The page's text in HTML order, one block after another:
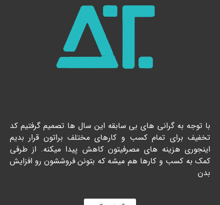
با توجه به گرانی های بی سابقه این سال ها تصمیم گرفتیم کد
تخفیف برای تمام کسب و کارهای مختلف براتون قرار بدیم
اینجوری هزینه های مصرفیتون کاهش پیدا میکنه. از طرفی
کمک به کسب و کارها هم میشه که بتونن فروششون رو افزایش
بدن